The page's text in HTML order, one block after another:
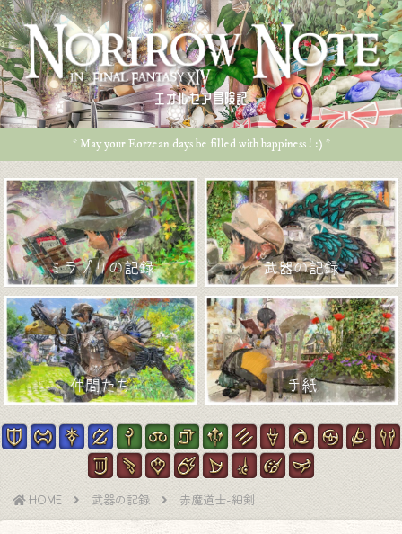
エオルゼア冒険記
* May your Eorzean days be filled with happiness ! :) *
ミラプリの記録 武器の記録
仲間たち 手紙
HOME 武器の記録 赤魔道士-細剣